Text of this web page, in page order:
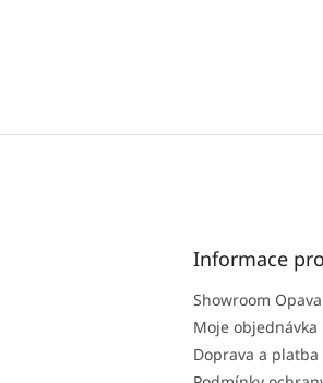
Informace
Showroom Opava
Moje objednávka
Doprava a platba